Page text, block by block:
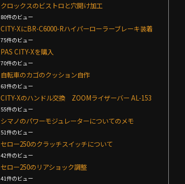
クロックスのビストロと穴開け加工
80件のビュー
CITY-XにBR-C6000-Rハイパーローラーブレーキ装着
75件のビュー
PAS CITY-Xを購入
70件のビュー
自転車のカゴのクッション自作
63件のビュー
CITY-Xのハンドル交換 ZOOMライザーバー AL-153
55件のビュー
シマノのパワーモジュレーターについてのメモ
51件のビュー
セロー250のクラッチスイッチについて
42件のビュー
セロー250のリアショック調整
41件のビュー